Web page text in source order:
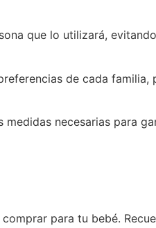
que lo utilizará,
de cada familia,
necesarias para
para tu bebé.